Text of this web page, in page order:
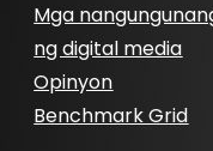
Mga
ng digital media
Opinyon
Benchmark Grid